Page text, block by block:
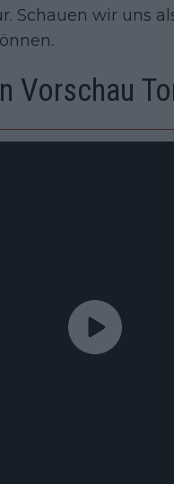
Schauen wir uns
Vorschau